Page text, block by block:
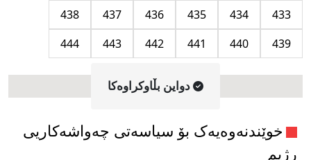
433
434
435
436
437
438
439
440
441
442
443
444
دواین بڵاوکراوه‌کا
خوێندنەوەیەک بۆ سیاسەتی چەواشەکاریی
رژیم